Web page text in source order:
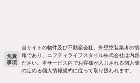
免責
事項
当サイトの物件及び不動産会社、外壁塗装業者の
報であり、ニフティライフスタイル株式会社は内
ださい。本サービス内でお客様が入力される個人
の定める個人情報規約に従って取り扱われます。